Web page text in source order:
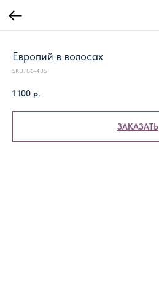
Европий в волосах
SKU: 06-405
1 100 р.
ЗАКАЗАТЬ